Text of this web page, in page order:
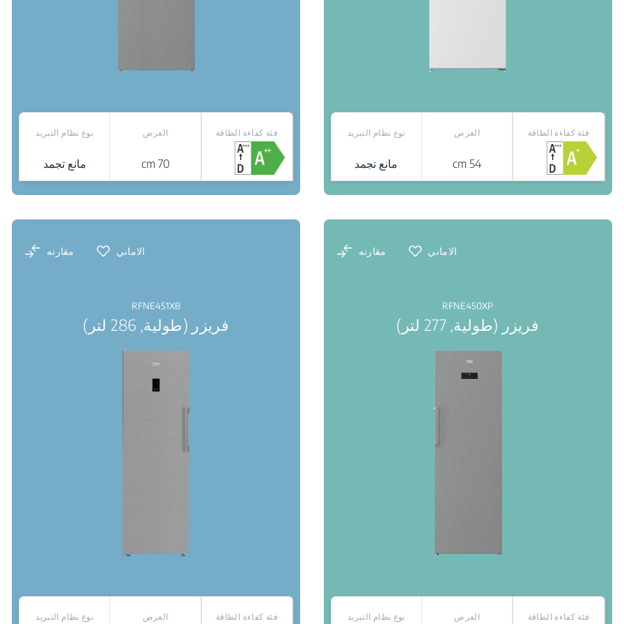
فئة كفاءة الطاقة العرض
54 cm
نوع نظام التبريد
مانع تجمد
فئة كفاءة الطاقة العرض
70 cm
نوع نظام التبريد
مانع تجمد
الاماني مقارنه
RFNE450XP
فريزر (طولية, 277 لتر)
فئة كفاءة الطاقة العرض نوع نظام التبريد
الاماني مقارنه
RFNE451XB
فريزر (طولية, 286 لتر)
فئة كفاءة الطاقة العرض نوع نظام التبريد